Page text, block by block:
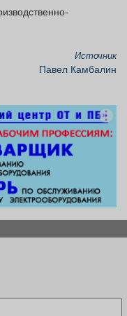
Источник
Павел Камбалин